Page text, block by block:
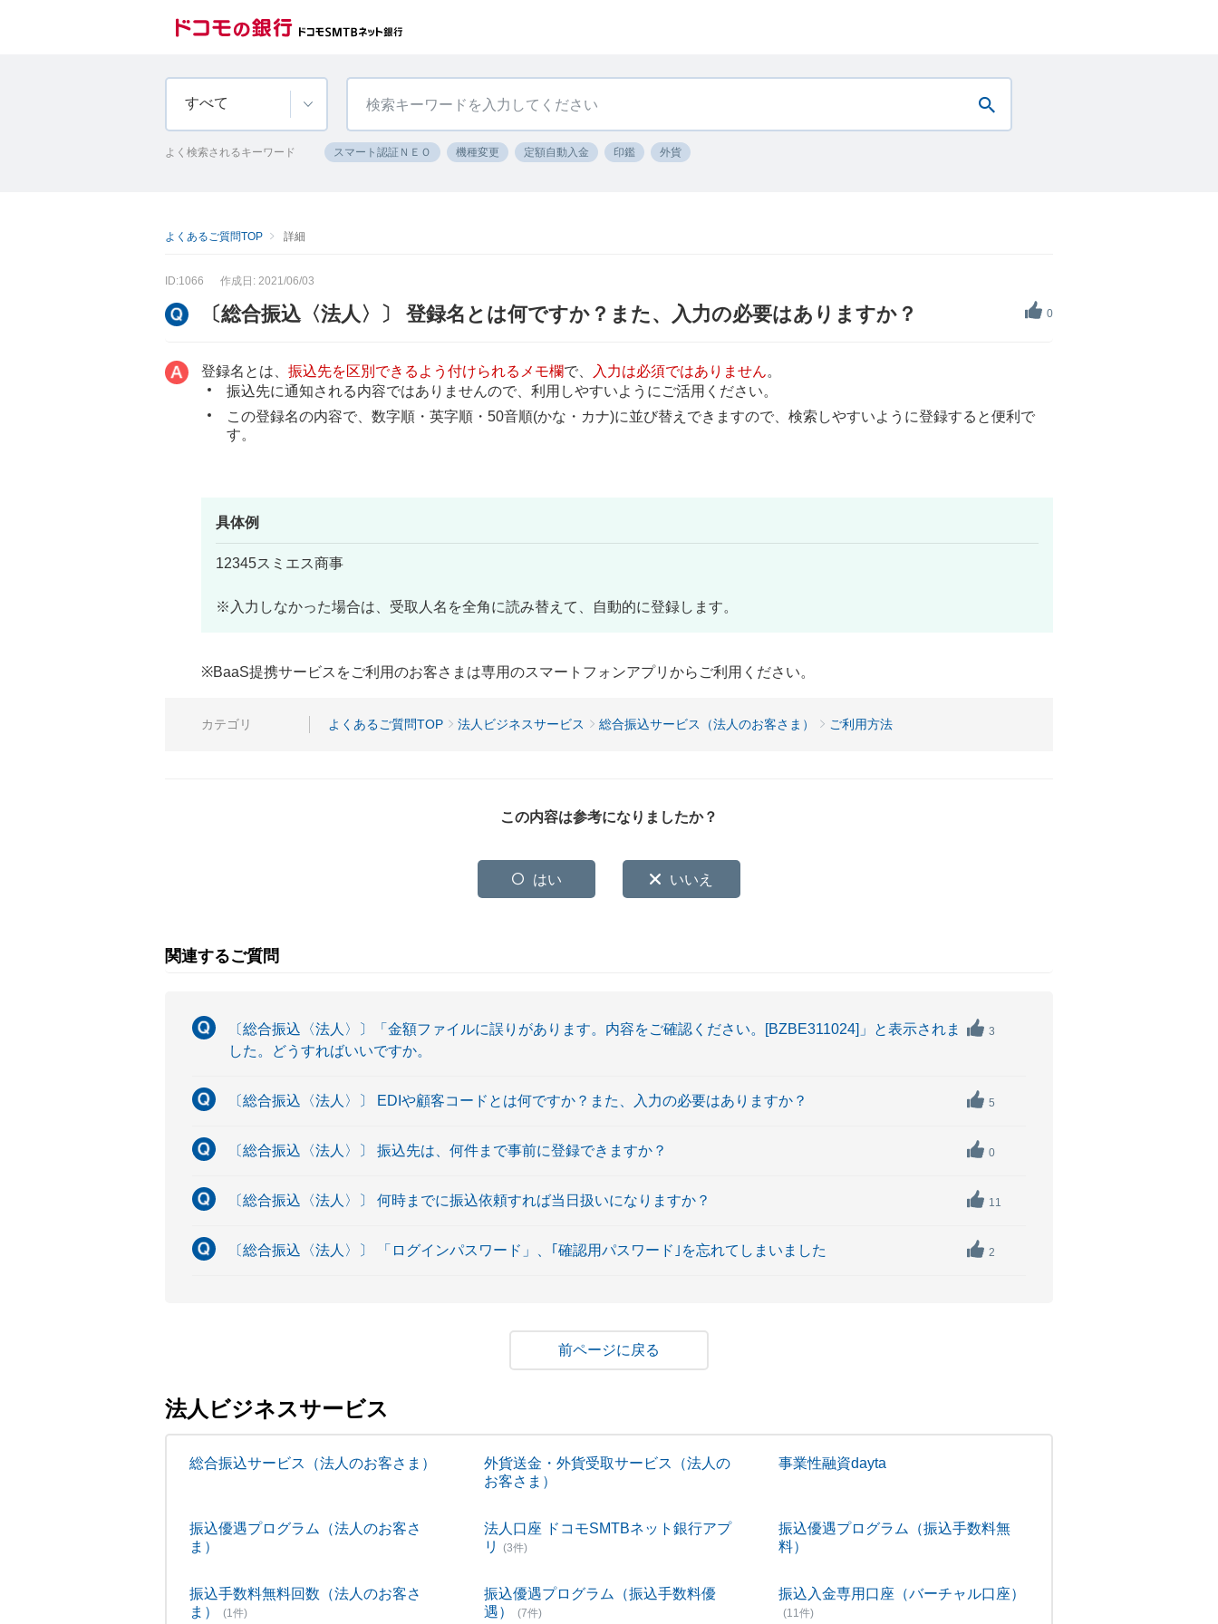
すべて
よく検索されるキーワード スマート認証ＮＥＯ 機種変更 定額自動入金 印鑑 外貨
よくあるご質問TOP 詳細
ID:1066 作成日: 2021/06/03
0
〔総合振込〈法人〉〕 登録名とは何ですか？また、入力の必要はありますか？
登録名とは、 振込先を区別できるよう付けられるメモ欄で、 入力は必須ではありません。
振込先に通知される内容ではありませんので、利用しやすいようにご活用ください。
この登録名の内容で、数字順・英字順・50音順(かな・カナ)に並び替えできますので、検索しやすいように登録すると便利で
す。
具体例
12345スミエス商事
※入力しなかった場合は、受取人名を全角に読み替えて、自動的に登録します。
※BaaS提携サービスをご利用のお客さまは専用のスマートフォンアプリからご利用ください。
カテゴリ よくあるご質問TOP 法人ビジネスサービス 総合振込サービス（法人のお客さま） ご利用方法
この内容は参考になりましたか？
はい いいえ
関連するご質問
〔総合振込〈法人〉〕「金額ファイルに誤りがあります。内容をご確認ください。[BZBE311024]」と表示されま
した。どうすればいいですか。
3
〔総合振込〈法人〉〕 EDIや顧客コードとは何ですか？また、入力の必要はありますか？ 5
〔総合振込〈法人〉〕 振込先は、何件まで事前に登録できますか？ 0
〔総合振込〈法人〉〕 何時までに振込依頼すれば当日扱いになりますか？ 11
〔総合振込〈法人〉〕 「ログインパスワード」、｢確認用パスワード｣を忘れてしまいました 2
戻る
法人ビジネスサービス
総合振込サービス（法人のお客さま）
外貨送金・外貨受取サービス（法人の
お客さま）
事業性融資dayta
振込優遇プログラム（法人のお客さ
ま）
法人口座 ドコモSMTBネット銀行アプ
リ
(3件)
振込優遇プログラム（振込手数料無
料）
振込手数料無料回数（法人のお客さ
ま）
(1件)
振込優遇プログラム（振込手数料優
遇）
(7件)
振込入金専用口座（バーチャル口座）
(11件)